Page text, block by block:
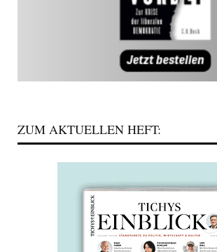
ZUM AKTUELLEN HEFT: